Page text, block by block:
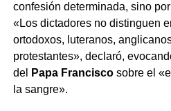
confesión determinada, sino
«Los dictadores no distinguen
ortodoxos, luteranos,
protestantes», declaró,
del
Papa Franciscosobre el
la sangre».